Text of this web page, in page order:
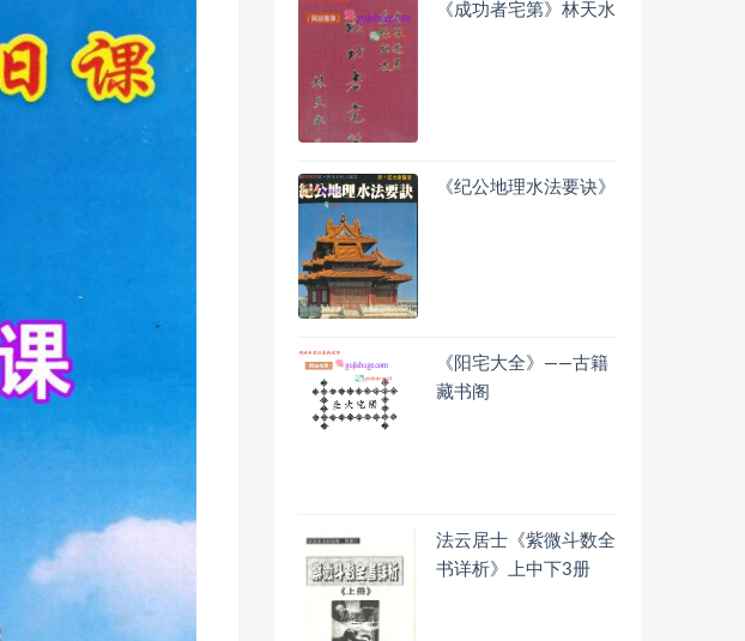
《成功者宅第》林天水
《纪公地理水法要诀》
《阳宅大全》——古籍
藏书阁
法云居士《紫微斗数全
书详析》上中下3册